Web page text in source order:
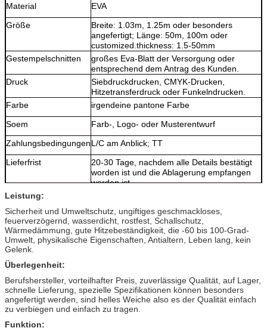
Material
EVA
Größe
Breite: 1.03m, 1.25m oder besonders
angefertigt; Länge: 50m, 100m oder
customized.thickness: 1.5-50mm
Gestempelschnitten
großes Eva-Blatt der Versorgung oder
entsprechend dem Antrag des Kunden.
Druck
Siebdruckdrucken, CMYK-Drucken,
Hitzetransferdruck oder Funkelndrucken.
Farbe
irgendeine pantone Farbe
Soem
Farb-, Logo- oder Musterentwurf
ZahlungsbedingungenL/C am Anblick; TT
Lieferfrist
20-30 Tage, nachdem alle Details bestätigt
worden ist und die Ablagerung empfangen
worden ist.
Leistung:
Sicherheit und Umweltschutz, ungiftiges geschmackloses,
feuerverzögernd, wasserdicht, rostfest, Schallschutz,
Wärmedämmung, gute Hitzebeständigkeit, die -60 bis 100-Grad-
Umwelt, physikalische Eigenschaften, Antialtern, Leben lang, kein
Gelenk.
Überlegenheit:
Berufshersteller, vorteilhafter Preis, zuverlässige Qualität, auf Lager,
schnelle Lieferung, spezielle Spezifikationen können besonders
angefertigt werden, sind helles Weiche also es der Qualität einfach
zu verbiegen und einfach zu tragen.
Funktion: